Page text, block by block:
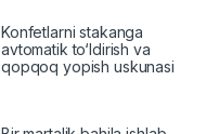
Konfetlarni stakanga
avtomatik to‘ldirish va
qopqoq yopish uskunasi